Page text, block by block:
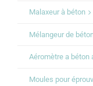
Malaxeur à béton
Mélangeur de
Aéromètre a béton
Moules pour